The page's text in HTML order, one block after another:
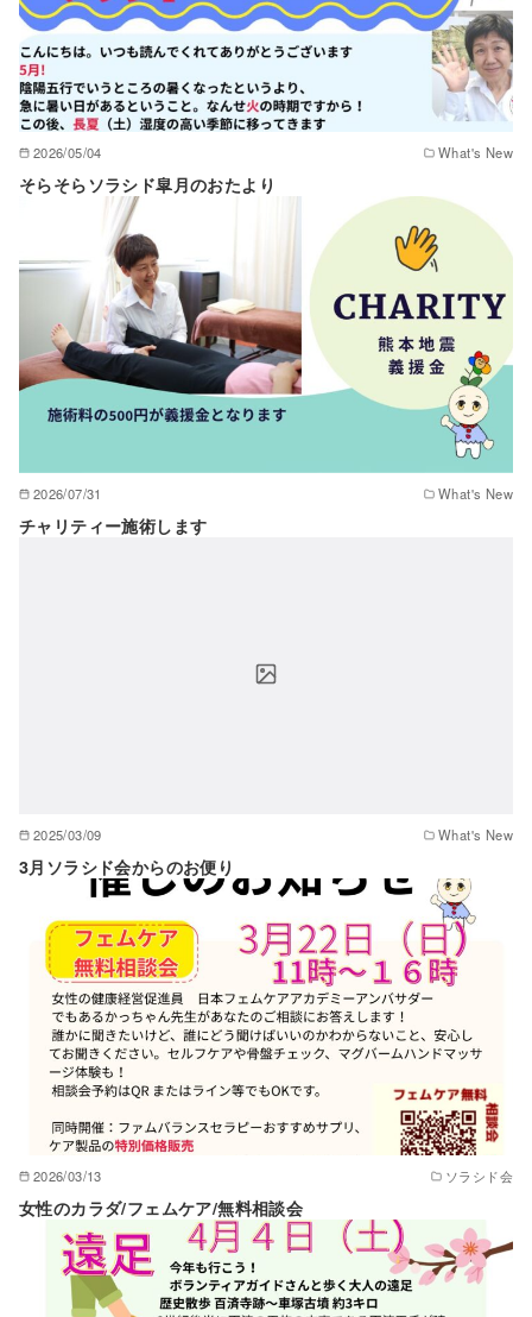
2026/05/04 What's New
そらそらソラシド皐月のおたより
2026/07/31 What's New
チャリティー施術します
2025/03/09 What's New
3月ソラシド会からのお便り
2026/03/13 ソラシド会
女性のカラダ/フェムケア/無料相談会